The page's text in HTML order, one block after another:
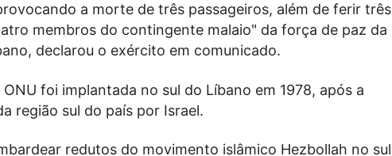
a morte de três passageiros, além de ferir três
membros do contingente malaio" da força de paz da
declarou o exército em comunicado.
foi implantada no sul do Líbano em 1978, após a
região sul do país por Israel.
redutos do movimento islâmico Hezbollah no sul